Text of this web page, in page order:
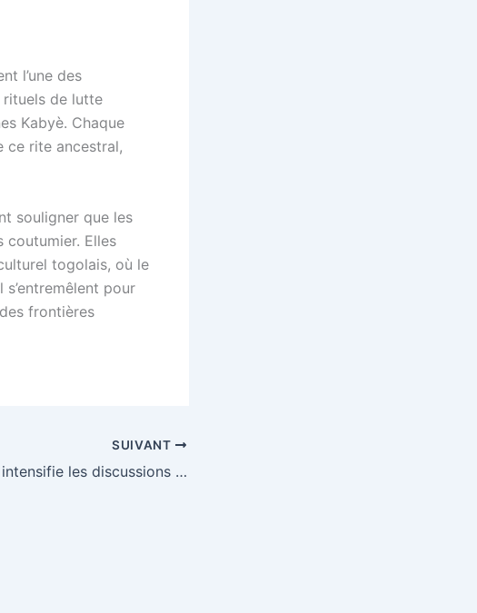
l’une des
rituels de lutte
Kabyè. Chaque
ce rite ancestral,
souligner que les
coutumier. Elles
togolais, où le
pour
frontières
SUIVANT
Le PSG intensifie les discussions pour maghnes akliouche : un transfert imminent ?